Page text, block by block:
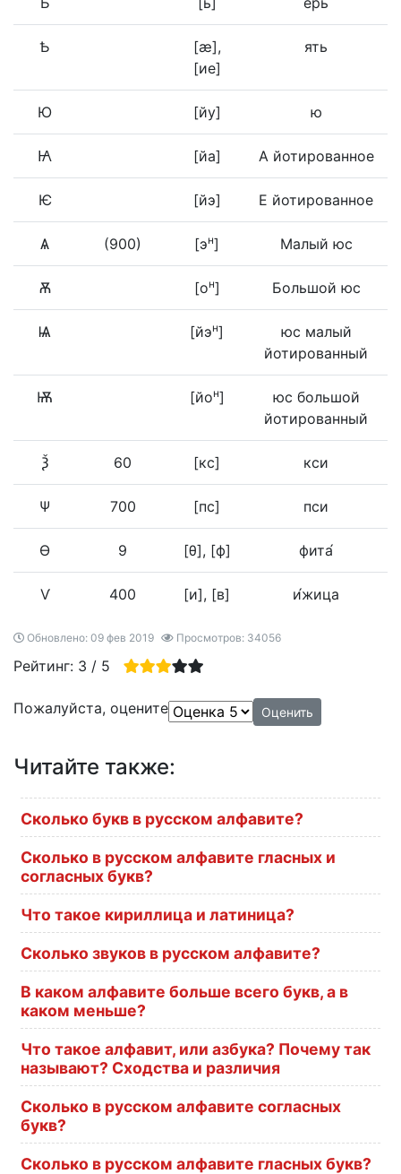
Ѣ
[æ],
[ие]
ять
Ю [йу] ю
Ꙗ [йа] А йотированное
Ѥ [йэ] Е йотированное
Ѧ (900) [эн] Малый юс
Ѫ [он] Большой юс
Ѩ [йэн]
юс малый
йотированный
Ѭ [йон]
юс большой
йотированный
Ѯ 60 [кс] кси
Ѱ 700 [пс] пси
Ѳ 9 [θ], [ф] фита́
Ѵ 400 [и], [в] и́жица
Обновлено: 09 фев 2019 Просмотров: 34056
Рейтинг: 3 / 5
Пожалуйста, оцените
Читайте также:
Сколько букв в русском алфавите?
Сколько в русском алфавите гласных и
согласных букв?
Что такое кириллица и латиница?
Сколько звуков в русском алфавите?
В каком алфавите больше всего букв, а в
каком меньше?
Что такое алфавит, или азбука? Почему так
называют? Сходства и различия
Сколько в русском алфавите согласных
букв?
Сколько в русском алфавите гласных букв?